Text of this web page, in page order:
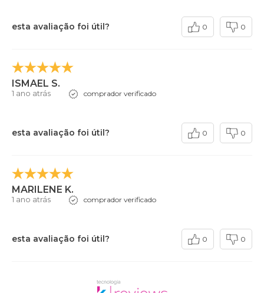
esta avaliação foi útil? 0 0
ISMAEL S.
1 ano atrás comprador verificado
esta avaliação foi útil? 0 0
MARILENE K.
1 ano atrás comprador verificado
esta avaliação foi útil? 0 0